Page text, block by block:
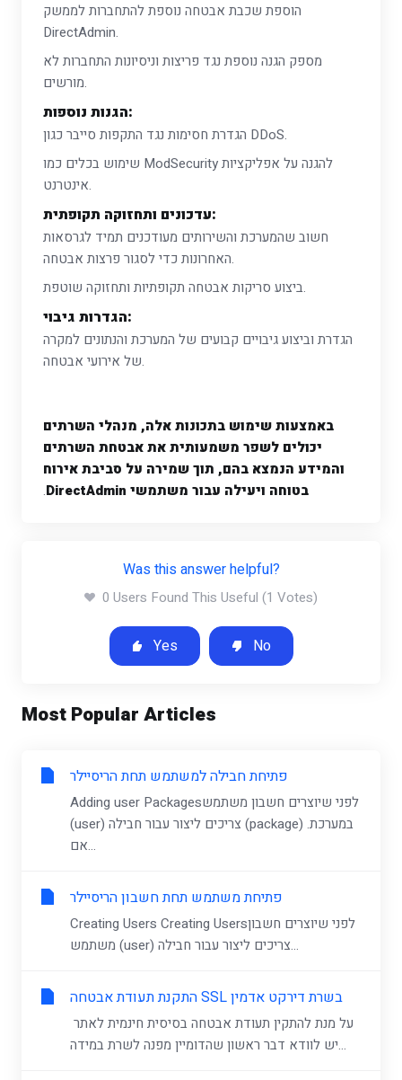
הוספת שכבת אבטחה נוספת להתחברות לממשק
DirectAdmin.
מספק הגנה נוספת נגד פריצות וניסיונות התחברות לא
מורשים.
הגנות נוספות:
הגדרת חסימות נגד התקפות סייבר כגון DDoS.
שימוש בכלים כמו ModSecurity להגנה על אפליקציות
אינטרנט.
עדכונים ותחזוקה תקופתית:
חשוב שהמערכת והשירותים מעודכנים תמיד לגרסאות
האחרונות כדי לסגור פרצות אבטחה.
ביצוע סריקות אבטחה תקופתיות ותחזוקה שוטפת.
הגדרות גיבוי:
הגדרת וביצוע גיבויים קבועים של המערכת והנתונים למקרה
של אירועי אבטחה.
באמצעות שימוש בתכונות אלה, מנהלי השרתים
יכולים לשפר משמעותית את אבטחת השרתים
והמידע הנמצא בהם, תוך שמירה על סביבת אירוח
בטוחה ויעילה עבור משתמשי DirectAdmin
.
Was this answer helpful?
0 Users Found This Useful (1 Votes)
Yes No
Most Popular Articles
פתיחת חבילה למשתמש תחת הריסיילר
Adding user Packagesלפני שיוצרים חשבון משתמש
(user) צריכים ליצור עבור חבילה (package) במערכת.
אם...
פתיחת משתמש תחת חשבון הריסיילר
Creating Users Creating Usersלפני שיוצרים חשבון
משתמש (user) צריכים ליצור עבור חבילה...
התקנת תעודת אבטחה SSL בשרת דירקט אדמין
על מנת להתקין תעודת אבטחה בסיסית חינמית לאתר
יש לוודא דבר ראשון שהדומיין מפנה לשרת במידה...